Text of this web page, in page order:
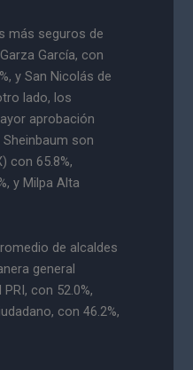
más seguros de
García, con
y San Nicolás de
lado, los
aprobación
son
con 65.8%,
y Milpa Alta
de alcaldes
general
con 52.0%,
con 46.2%,